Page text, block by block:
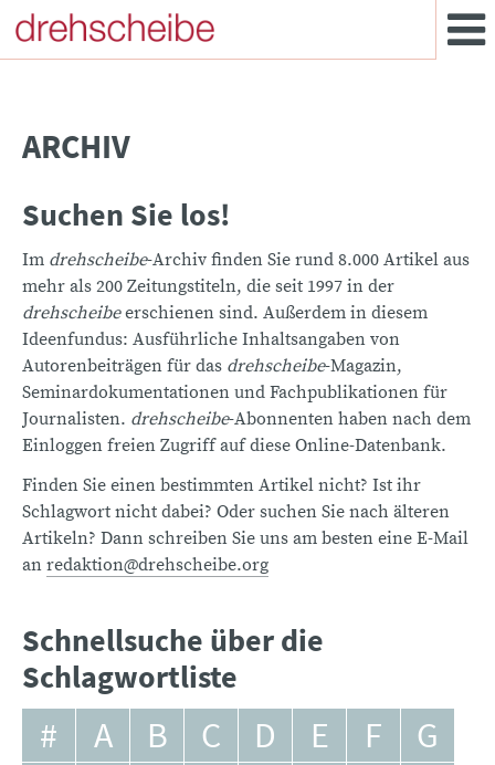
ARCHIV
Suchen Sie los!
Im drehscheibe-Archiv finden Sie rund 8.000 Artikel aus
mehr als 200 Zeitungstiteln, die seit 1997 in der
drehscheibeerschienen sind. Außerdem in diesem
Ideenfundus: Ausführliche Inhaltsangaben von
Autorenbeiträgen für das drehscheibe-Magazin,
Seminardokumentationen und Fachpublikationen für
Journalisten. drehscheibe-Abonnenten haben nach dem
Einloggen freien Zugriff auf diese Online-Datenbank.
Finden Sie einen bestimmten Artikel nicht? Ist ihr
Schlagwort nicht dabei? Oder suchen Sie nach älteren
Artikeln? Dann schreiben Sie uns am besten eine E-Mail
an redaktion@drehscheibe.org
Schnellsuche über die
Schlagwortliste
# A B C D E F
G